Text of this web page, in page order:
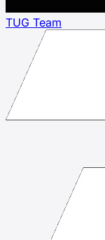
TUG Team